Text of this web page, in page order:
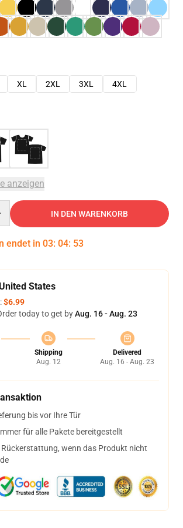
XL 2XL 3XL
4XL
anzeigen
IN DEN WARENKORB
endet in 03: 04: 52
States
$6.99
today to get byAug. 16 - Aug. 23
Shipping
Aug. 12
Delivered
Aug. 16 - Aug. 23
bis vor Ihre Tür
für alle Pakete bereitgestellt
wenn das Produkt nicht